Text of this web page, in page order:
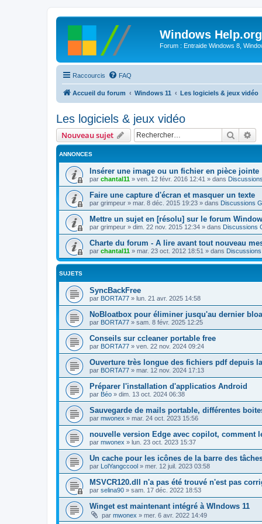
Windows Help.org
Forum : Entraide Windows 8,
Raccourcis FAQ
Accueil du forum Windows 11 Les logiciels & jeux vidéo
Les logiciels & jeux vidéo
Nouveau sujet
ANNONCES
Insérer une image ou un fichier en pièce jointe
par chantal11 » ven. 12 févr. 2016 12:41 » dans
Faire une capture d'écran et masquer un texte
par grimpeur » mar. 8 déc. 2015 19:23 » dans Discussions
Mettre un sujet en [résolu] sur le forum
par grimpeur » dim. 22 nov. 2015 12:34 » dans Discussions
Charte du forum - A lire avant tout nouveau
par chantal11 » mar. 23 oct. 2012 18:51 » dans
SUJETS
SyncBackFree
par BORTA77 » lun. 21 avr. 2025 14:58
NoBloatbox pour éliminer jusqu'au dernier
par BORTA77 » sam. 8 févr. 2025 12:25
Conseils sur ccleaner portable free
par BORTA77 » ven. 22 nov. 2024 09:24
Ouverture très longue des fichiers pdf depuis
par BORTA77 » mar. 12 nov. 2024 17:13
Préparer l'installation d'applicatios Android
par Béo » dim. 13 oct. 2024 06:38
Sauvegarde de mails portable, différentes
par mwonex » mar. 24 oct. 2023 15:56
nouvelle version Edge avec copilot, comment
par mwonex » lun. 23 oct. 2023 15:37
Un cache pour les icônes de la barre des
par LolYangccool » mer. 12 juil. 2023 03:58
MSVCR120.dll n'a pas été trouvé n'est pas
par selina90 » sam. 17 déc. 2022 18:53
Winget est maintenant intégré à WIndows 11
par mwonex » mer. 6 avr. 2022 14:49